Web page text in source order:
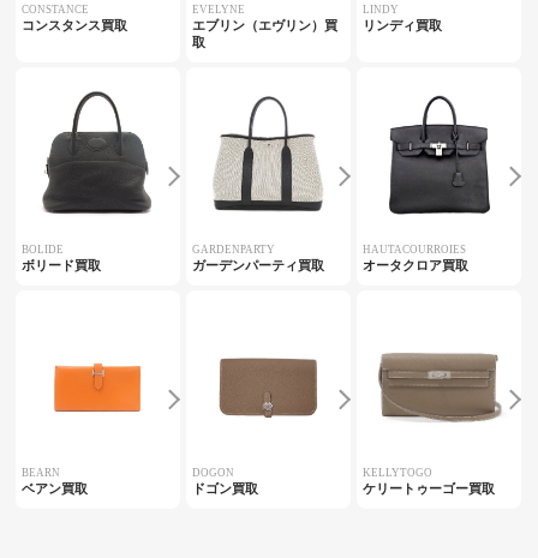
CONSTANCE
コンスタンス買取
EVELYNE
エブリン（エヴリン）買
取
LINDY
リンディ買取
BOLIDE
ボリード買取
GARDENPARTY
ガーデンパーティ買取
HAUTACOURROIES
オータクロア買取
BEARN
ベアン買取
DOGON
ドゴン買取
KELLYTOGO
ケリートゥーゴー買取